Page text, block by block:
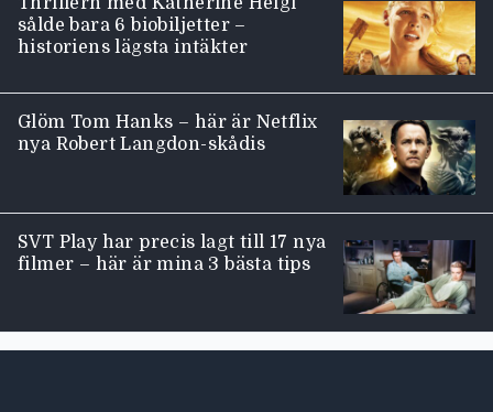
sålde bara 6 biobiljetter –
historiens lägsta intäkter
Glöm Tom Hanks – här är Netflix
nya Robert Langdon-skådis
SVT Play har precis lagt till 17 nya
filmer – här är mina 3 bästa tips